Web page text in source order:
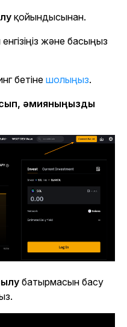
қойындысынан.
және басыңыз
бетінешолыңыз.
әмияныңызды
батырмасын басу